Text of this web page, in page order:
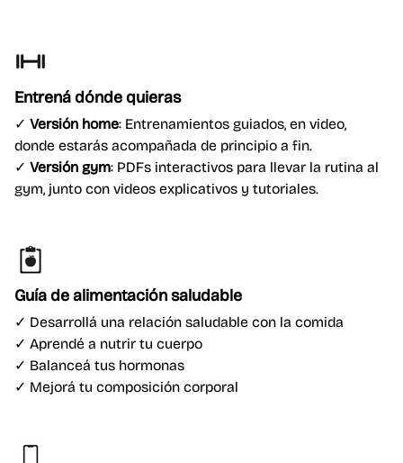
Entrená dónde quieras
✓ Versión home: Entrenamientos guiados, en video,
donde estarás acompañada de principio a fin.
✓ Versión gym: PDFs interactivos para llevar la rutina al
gym, junto con videos explicativos y tutoriales.
Guía de alimentación saludable
✓ Desarrollá una relación saludable con la comida
✓ Aprendé a nutrir tu cuerpo
✓ Balanceá tus hormonas
✓ Mejorá tu composición corporal